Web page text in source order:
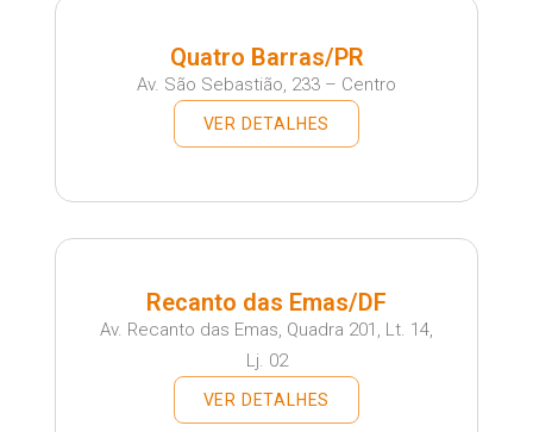
Quatro Barras/PR
Av. São Sebastião, 233 – Centro
VER DETALHES
Recanto das Emas/DF
Av. Recanto das Emas, Quadra 201, Lt. 14,
Lj. 02
VER DETALHES